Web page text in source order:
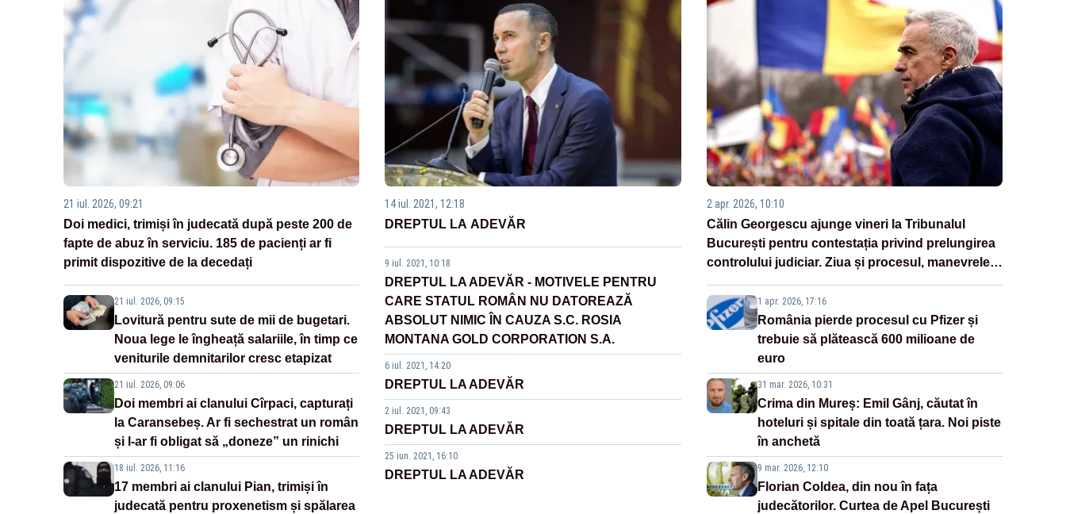
21 iul. 2026, 09:21
Doi medici, trimiși în judecată după peste 200 de
fapte de abuz în serviciu. 185 de pacienți ar fi
primit dispozitive de la decedați
21 iul. 2026, 09:15
Lovitură pentru sute de mii de bugetari.
Noua lege le îngheață salariile, în timp ce
veniturile demnitarilor cresc etapizat
21 iul. 2026, 09:06
Doi membri ai clanului Cîrpaci, capturați
la Caransebeș. Ar fi sechestrat un român
și l-ar fi obligat să „doneze” un rinichi
18 iul. 2026, 11:16
17 membri ai clanului Pian, trimiși în
judecată pentru proxenetism și spălarea
14 iul. 2021, 12:18
DREPTUL LA ADEVĂR
9 iul. 2021, 10:18
DREPTUL LA ADEVĂR - MOTIVELE PENTRU
CARE STATUL ROMÂN NU DATOREAZĂ
ABSOLUT NIMIC ÎN CAUZA S.C. ROSIA
MONTANA GOLD CORPORATION S.A.
6 iul. 2021, 14:20
DREPTUL LA ADEVĂR
2 iul. 2021, 09:43
DREPTUL LA ADEVĂR
25 iun. 2021, 16:10
DREPTUL LA ADEVĂR
2 apr. 2026, 10:10
Călin Georgescu ajunge vineri la Tribunalul
București pentru contestația privind prelungirea
controlului judiciar. Ziua și procesul, manevrele
1 apr. 2026, 17:16
România pierde procesul cu Pfizer și
trebuie să plătească 600 milioane de
euro
31 mar. 2026, 10:31
Crima din Mureș: Emil Gânj, căutat în
hoteluri și spitale din toată țara. Noi piste
în anchetă
9 mar. 2026, 12:10
Florian Coldea, din nou în fața
judecătorilor. Curtea de Apel București